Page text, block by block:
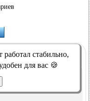
стабильно,
для вас 🍪